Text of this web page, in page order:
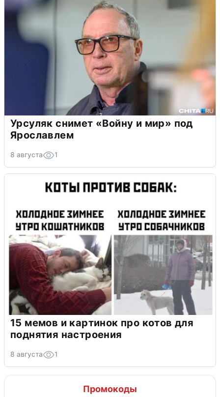
Урсуляк снимет «Войну и мир» под
Ярославлем
8 августа 1
15 мемов и картинок про котов для
поднятия настроения
8 августа 1
Промокоды